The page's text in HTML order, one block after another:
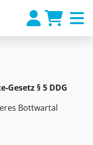
Gesetz § 5 DDG
Bottwartal